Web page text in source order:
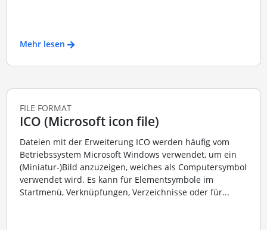
Mehr lesen
FILE FORMAT
ICO (Microsoft icon file)
Dateien mit der Erweiterung ICO werden häufig vom
Betriebssystem Microsoft Windows verwendet, um ein
(Miniatur-)Bild anzuzeigen, welches als Computersymbol
verwendet wird. Es kann für Elementsymbole im
Startmenü, Verknüpfungen, Verzeichnisse oder für...